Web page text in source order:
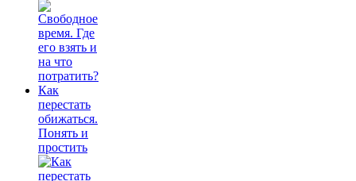
Как
перестать
обижаться.
Понять и
простить